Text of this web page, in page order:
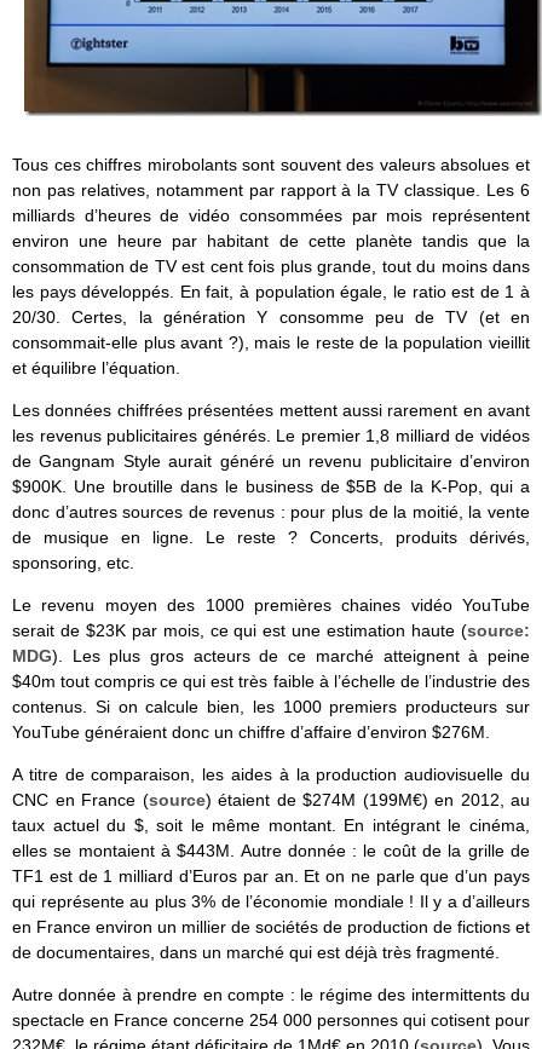
Tous ces chiffres mirobolants sont souvent des valeurs absolues et
non pas relatives, notamment par rapport à la TV classique. Les 6
milliards d’heures de vidéo consommées par mois représentent
environ une heure par habitant de cette planète tandis que la
consommation de TV est cent fois plus grande, tout du moins dans
les pays développés. En fait, à population égale, le ratio est de 1 à
20/30. Certes, la génération Y consomme peu de TV (et en
consommait-elle plus avant ?), mais le reste de la population vieillit
et équilibre l’équation.
Les données chiffrées présentées mettent aussi rarement en avant
les revenus publicitaires générés. Le premier 1,8 milliard de vidéos
de Gangnam Style aurait généré un revenu publicitaire d’environ
$900K. Une broutille dans le business de $5B de la K-Pop, qui a
donc d’autres sources de revenus : pour plus de la moitié, la vente
de musique en ligne. Le reste ? Concerts, produits dérivés,
sponsoring, etc.
Le revenu moyen des 1000 premières chaines vidéo YouTube
serait de $23K par mois, ce qui est une estimation haute (source:
MDG). Les plus gros acteurs de ce marché atteignent à peine
$40m tout compris ce qui est très faible à l’échelle de l’industrie des
contenus. Si on calcule bien, les 1000 premiers producteurs sur
YouTube généraient donc un chiffre d’affaire d’environ $276M.
A titre de comparaison, les aides à la production audiovisuelle du
CNC en France (source) étaient de $274M (199M€) en 2012, au
taux actuel du $, soit le même montant. En intégrant le cinéma,
elles se montaient à $443M. Autre donnée : le coût de la grille de
TF1 est de 1 milliard d’Euros par an. Et on ne parle que d’un pays
qui représente au plus 3% de l’économie mondiale ! Il y a d’ailleurs
en France environ un millier de sociétés de production de fictions et
de documentaires, dans un marché qui est déjà très fragmenté.
Autre donnée à prendre en compte : le régime des intermittents du
spectacle en France concerne 254 000 personnes qui cotisent pour